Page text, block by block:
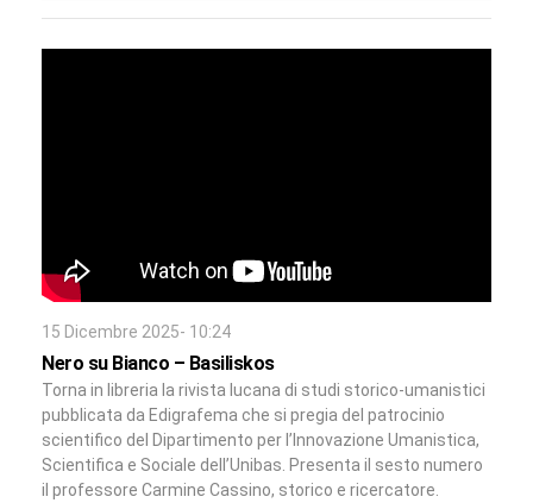
15 Dicembre 2025- 10:24
Nero su Bianco – Basiliskos
Torna in libreria la rivista lucana di studi storico-umanistici
pubblicata da Edigrafema che si pregia del patrocinio
scientifico del Dipartimento per l’Innovazione Umanistica,
Scientifica e Sociale dell’Unibas. Presenta il sesto numero
il professore Carmine Cassino, storico e ricercatore.